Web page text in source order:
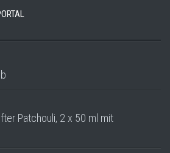
Patchouli, 2 x 50 ml mit